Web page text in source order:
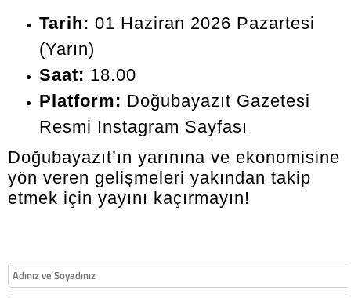
Tarih: 01 Haziran 2026 Pazartesi
(Yarın)
Saat: 18.00
Platform: Doğubayazıt Gazetesi
Resmi Instagram Sayfası
Doğubayazıt’ın yarınına ve ekonomisine
yön veren gelişmeleri yakından takip
etmek için yayını kaçırmayın!